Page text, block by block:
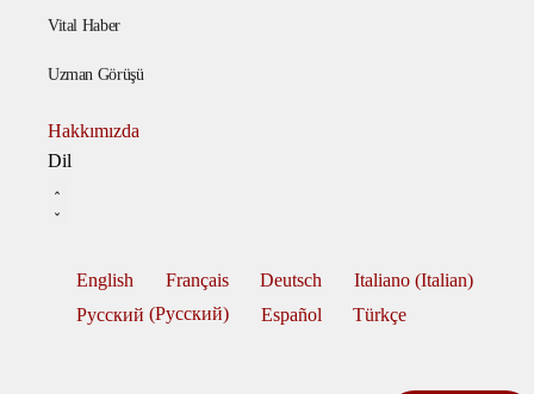
Vital Haber
Uzman Görüşü
Hakkımızda
Dil
English Français Deutsch Italiano(Italian)
Русский (Pусский) Español Türkçe